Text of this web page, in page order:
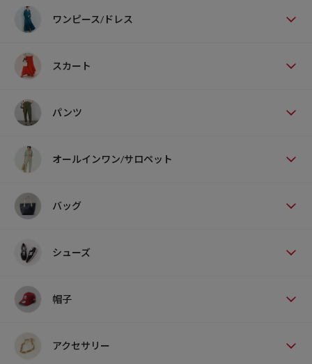
ワンピース/ドレス
スカート
パンツ
オールインワン/サロペット
バッグ
シューズ
帽子
アクセサリー